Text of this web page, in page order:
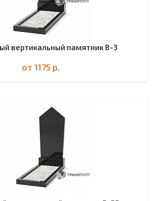
вертикальный памятник В-3
от 1175 р.